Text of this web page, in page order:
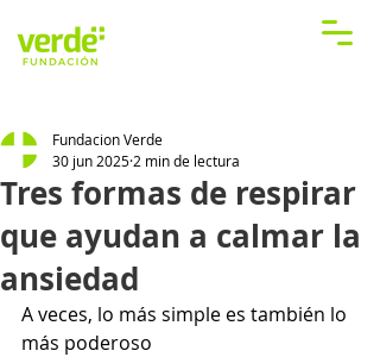
Tres formas de respirar
que ayudan a calmar la
ansiedad
Fundacion Verde
30 jun 2025 2 min de lectura
A veces, lo más simple es también lo
más poderoso